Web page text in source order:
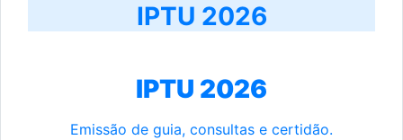
IPTU 2026
IPTU 2026
Emissão de guia, consultas e certidão.